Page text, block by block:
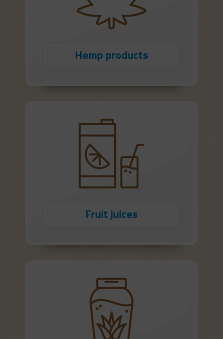
Hemp products
Fruit juices